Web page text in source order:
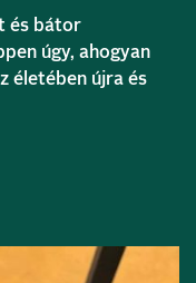
és bátor
úgy, ahogyan
életében újra és